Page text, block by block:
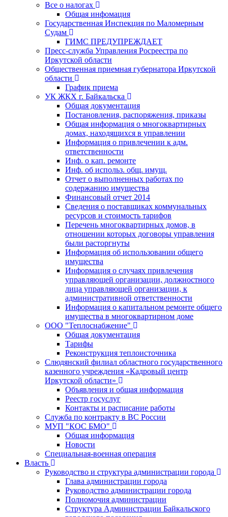
Все о налогах
Общая инфомация
Государственная Инспекция по Маломерным
Судам
ГИМС ПРЕДУПРЕЖДАЕТ
Пресс-служба Управления Росреестра по
Иркутской области
Общественная приемная губернатора Иркутской
области
График приема
УК ЖКХ г. Байкальска
Общая документация
Постановления, распоряжения, приказы
Общая информация о многоквартирных
домах, находящихся в управлении
Информация о привлечении к адм.
ответственности
Инф. о кап. ремонте
Инф. об использ. общ. имущ.
Отчет о выполненных работах по
содержанию имущества
Финансовый отчет 2014
Сведения о поставщиках коммунальных
ресурсов и стоимость тарифов
Перечень многоквартирных домов, в
отношении которых договоры управления
были расторгнуты
Информация об использовании общего
имущества
Информация о случаях привлечения
управляющей организации, должностного
лица управляющей организации, к
административной ответственности
Информация о капитальном ремонте общего
имущества в многоквартирном доме
ООО "Теплоснабжение"
Общая документация
Тарифы
Реконструкция теплоисточника
Слюдянский филиал областного государственного
казенного учреждения «Кадровый центр
Иркутской области»
Объявления и общая информация
Реестр госуслуг
Контакты и расписание работы
Служба по контракту в ВС России
МУП "КОС БМО"
Общая информация
Новости
Специальная-военная операция
Власть
Руководство и структура администрации города
Глава администрации города
Руководство администрации города
Полномочия администрации
Структура Администрации Байкальского